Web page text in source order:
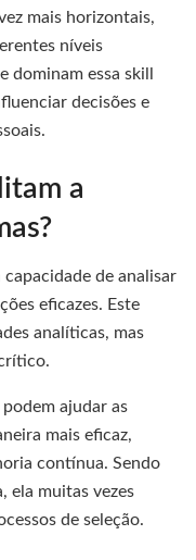
mais horizontais,
níveis
dominam essa skill
decisões e
a
capacidade de analisar
eficazes. Este
analíticas, mas
ajudar as
mais eficaz,
contínua. Sendo
ela muitas vezes
de seleção.